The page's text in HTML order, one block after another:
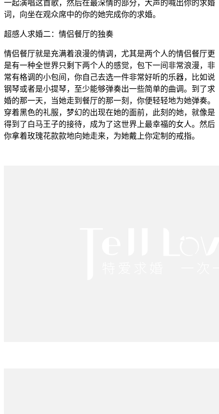
一起演唱这首歌，然后在最深情的部分，大声的喊出你的求婚
词，向坐在观众席中的你的她完成你的求婚。
超感人求婚二：情侣餐厅的独奏
情侣餐厅就是充满着浪漫的情调，尤其是两个人的情侣餐厅更
是有一种全世界只剩下两个人的感觉，包下一间非常浪漫，非
常有格调的小包间，你自己去选一件非常好听的乐器，比如说
钢琴或者是小提琴，至少能够弹奏出一些简单的曲调。到了求
婚的那一天，当她走到餐厅的那一刻，你便轻轻地为她弹奏。
穿着黑色的礼服，梦幻的出现在她的面前，此刻的她，就像是
得到了白马王子的接待，成为了这世界上最幸福的女人。然后
你拿着玫瑰花款款地向她走来，为她戴上你定制的戒指。